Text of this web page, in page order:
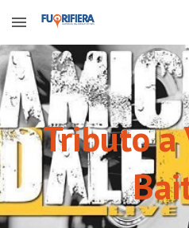
Skip to main content
Tributo a